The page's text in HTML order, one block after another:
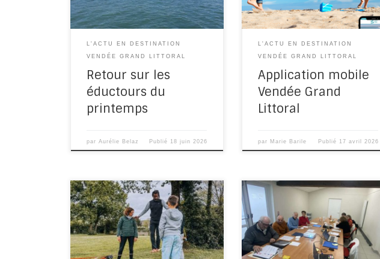
du […]
L'ACTU EN DESTINATION
VENDÉE GRAND LITTORAL
Retour sur les
éductours du
printemps
parAurélie Belaz Publié 18 juin 2026
[…]
L'ACTU EN DESTINATION
VENDÉE GRAND LITTORAL
Application mobile
Vendée Grand
Littoral
par Marie Barile Publié 17 avril 2026
Un travail en collaboration avec
Vendée Expansion L‘Office de
Tourisme Destination Vendée
Grand Littoral s’associe tous les
ans aux accueils […]
Lors du Bilan de Saison, plusieurs
projets ont été présentés et
annoncés pour 2025, notamment
la création d’une trame […]